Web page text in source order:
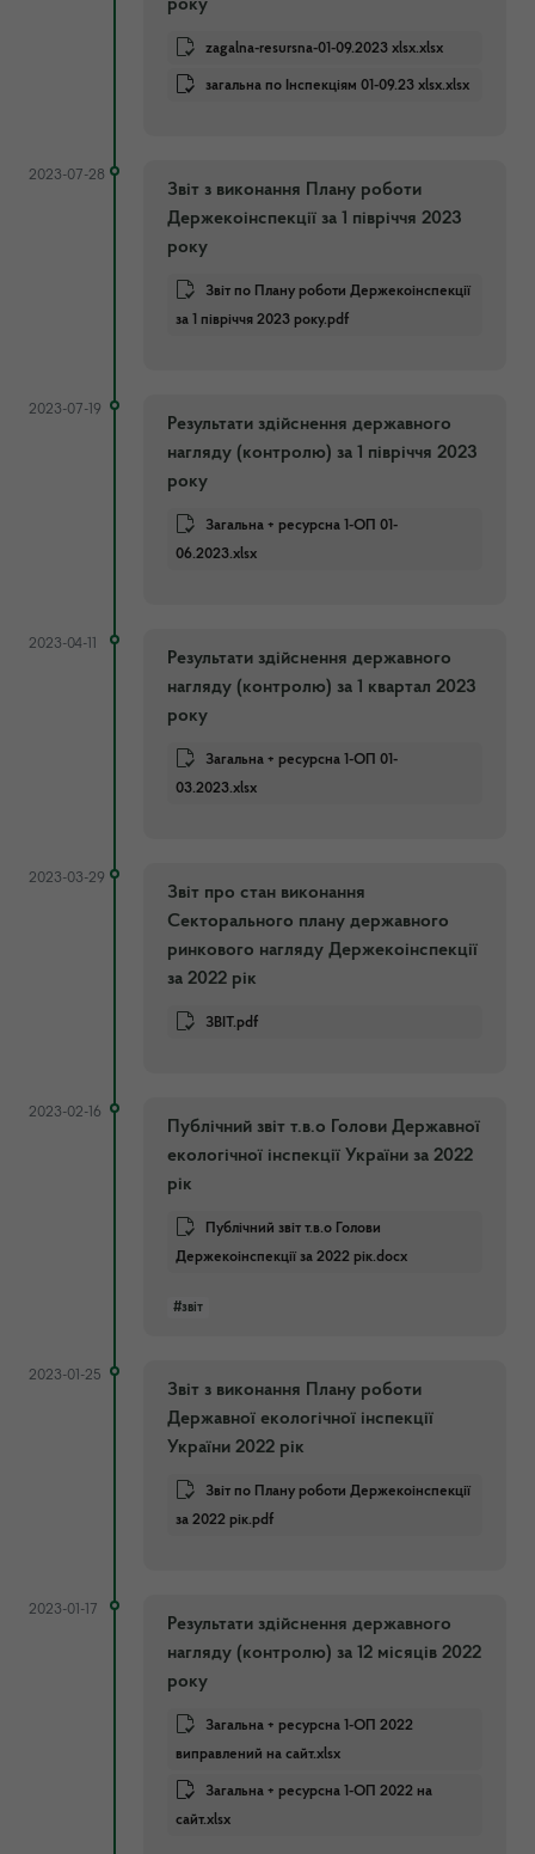
року
zagalna-resursna-01-09.2023 xlsx.xlsx
загальна по Інспекціям 01-09.23 xlsx.xlsx
2023-07-28
Звіт з виконання Плану роботи
Держекоінспекції за 1 півріччя 2023
року
Звіт по Плану роботи Держекоінспекції
за 1 півріччя 2023 року.pdf
2023-07-19
Результати здійснення державного
нагляду (контролю) за 1 півріччя 2023
року
Загальна + ресурсна 1-ОП 01-
06.2023.xlsx
2023-04-11
Результати здійснення державного
нагляду (контролю) за 1 квартал 2023
року
Загальна + ресурсна 1-ОП 01-
03.2023.xlsx
2023-03-29
Звіт про стан виконання
Секторального плану державного
ринкового нагляду Держекоінспекції
за 2022 рік
ЗВІТ.pdf
2023-02-16
Публічний звіт т.в.о Голови Державної
екологічної інспекції України за 2022
рік
Публічний звіт т.в.о Голови
Держекоінспекції за 2022 рік.docx
#звіт
2023-01-25
Звіт з виконання Плану роботи
Державної екологічної інспекції
України 2022 рік
Звіт по Плану роботи Держекоінспекції
за 2022 рік.pdf
2023-01-17
Результати здійснення державного
нагляду (контролю) за 12 місяців 2022
року
Загальна + ресурсна 1-ОП 2022
виправлений на сайт.xlsx
Загальна + ресурсна 1-ОП 2022 на
сайт.xlsx